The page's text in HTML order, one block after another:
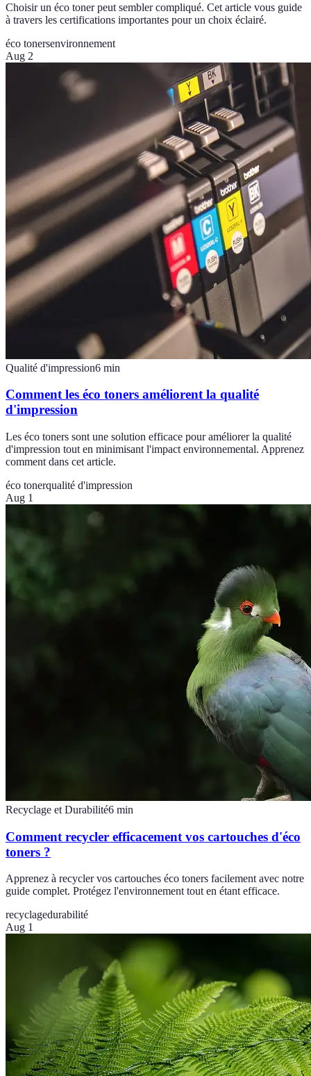
Choisir un éco toner peut sembler compliqué. Cet article vous guide
à travers les certifications importantes pour un choix éclairé.
éco tonersenvironnement
Aug 2
Qualité d'impression6 min
Comment les éco toners améliorent la qualité
d'impression
Les éco toners sont une solution efficace pour améliorer la qualité
d'impression tout en minimisant l'impact environnemental. Apprenez
comment dans cet article.
éco tonerqualité d'impression
Aug 1
Recyclage et Durabilité6 min
Comment recycler efficacement vos cartouches d'éco
toners ?
Apprenez à recycler vos cartouches éco toners facilement avec notre
guide complet. Protégez l'environnement tout en étant efficace.
recyclagedurabilité
Aug 1